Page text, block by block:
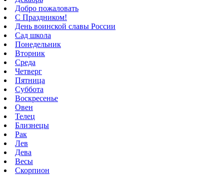
Добро пожаловать
С Праздником!
День воинской славы России
Сад школа
Понедельник
Вторник
Среда
Четверг
Пятница
Суббота
Воскресенье
Овен
Телец
Близнецы
Рак
Лев
Дева
Весы
Скорпион